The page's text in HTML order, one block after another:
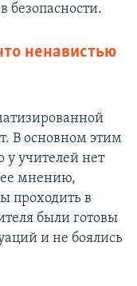
безопасности.
ненавистью
В основном этим
у учителей нет
ее мнению,
проходить в
были готовы
и не боялись